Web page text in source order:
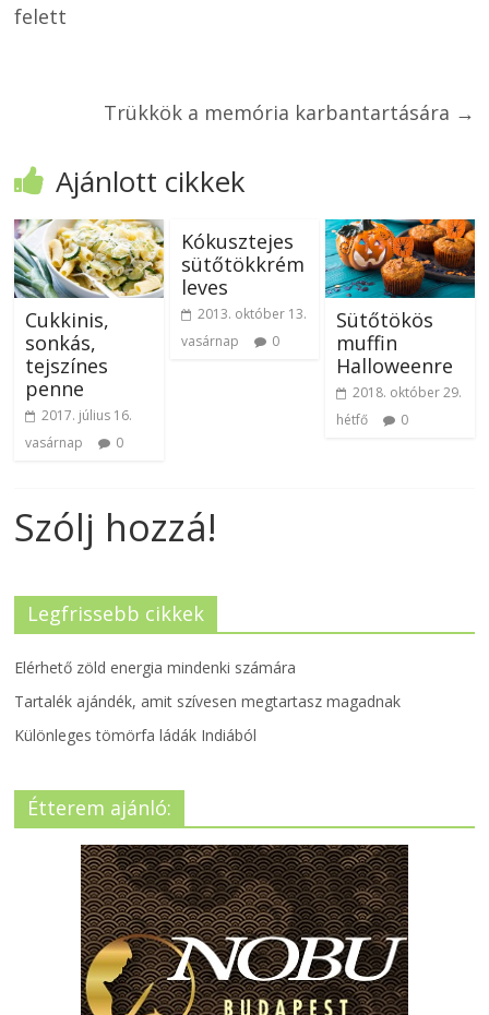
felett
Trükkök a memória karbantartására →
Ajánlott cikkek
Cukkinis,
sonkás,
tejszínes
penne
2017. július 16.
vasárnap
0
Kókusztejes
sütőtökkrém
leves
2013. október 13.
vasárnap
0
Sütőtökös
muffin
Halloweenre
2018. október 29.
hétfő
0
Szólj hozzá!
Legfrissebb cikkek
Elérhető zöld energia mindenki számára
Tartalék ajándék, amit szívesen megtartasz magadnak
Különleges tömörfa ládák Indiából
Étterem ajánló: